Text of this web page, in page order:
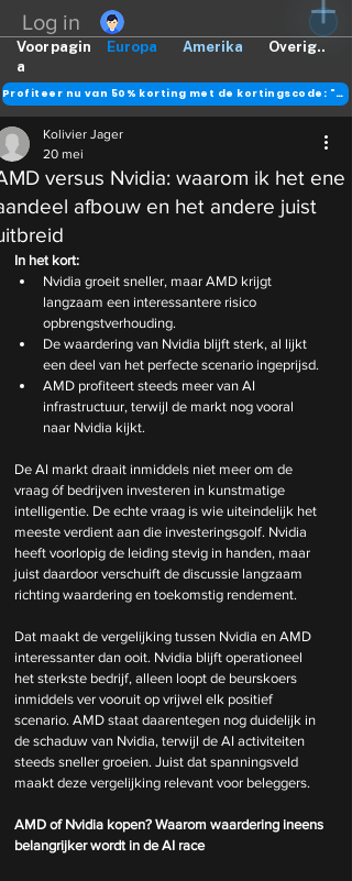
Log in
Europa Amerika Overig..
Voorpagin
a
Profiteer nu van 50% korting met de kortingscode: "DANK"
versus Nvidia: waarom ik het ene
afbouw en het andere juist
Kolivier Jager
20 mei
In het kort:
Nvidia groeit sneller, maar AMD krijgt
langzaam een interessantere risico
opbrengstverhouding.
De waardering van Nvidia blijft sterk, al lijkt
een deel van het perfecte scenario ingeprijsd.
AMD profiteert steeds meer van AI
infrastructuur, terwijl de markt nog vooral
naar Nvidia kijkt.
De AI markt draait inmiddels niet meer om de
vraag óf bedrijven investeren in kunstmatige
intelligentie. De echte vraag is wie uiteindelijk het
meeste verdient aan die investeringsgolf. Nvidia
heeft voorlopig de leiding stevig in handen, maar
juist daardoor verschuift de discussie langzaam
richting waardering en toekomstig rendement.
Dat maakt de vergelijking tussen Nvidia en AMD
interessanter dan ooit. Nvidia blijft operationeel
het sterkste bedrijf, alleen loopt de beurskoers
inmiddels ver vooruit op vrijwel elk positief
scenario. AMD staat daarentegen nog duidelijk in
de schaduw van Nvidia, terwijl de AI activiteiten
steeds sneller groeien. Juist dat spanningsveld
maakt deze vergelijking relevant voor beleggers.
AMD of Nvidia kopen? Waarom waardering ineens
belangrijker wordt in de AI race